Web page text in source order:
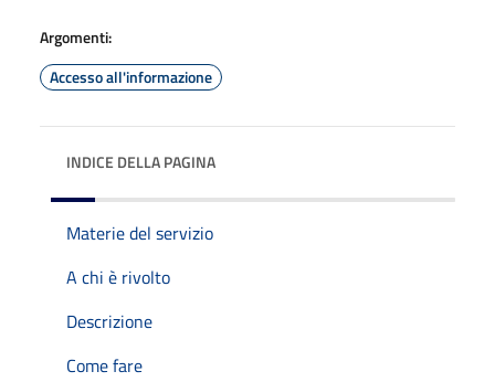
Argomenti:
Accesso all'informazione
INDICE DELLA PAGINA
Materie del servizio
A chi è rivolto
Descrizione
Come fare